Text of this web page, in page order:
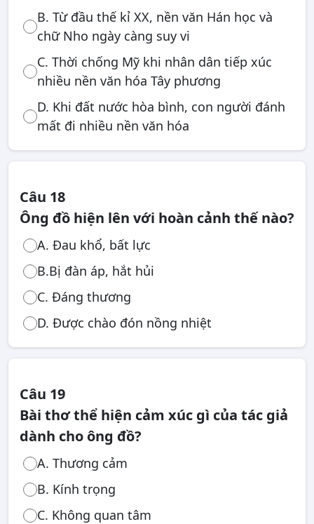
B. Từ đầu thế kỉ XX, nền văn Hán học và
chữ Nho ngày càng suy vi
C. Thời chống Mỹ khi nhân dân tiếp xúc
nhiều nền văn hóa Tây phương
D. Khi đất nước hòa bình, con người đánh
mất đi nhiều nền văn hóa
Câu 18
Ông đồ hiện lên với hoàn cảnh thế nào?
A. Đau khổ, bất lực
B.Bị đàn áp, hắt hủi
C. Đáng thương
D. Được chào đón nồng nhiệt
Câu 19
Bài thơ thể hiện cảm xúc gì của tác giả
dành cho ông đồ?
A. Thương cảm
B. Kính trọng
C. Không quan tâm